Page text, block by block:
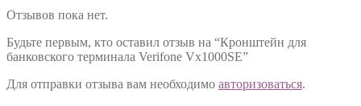
Отзывов пока нет.
Будьте первым, кто оставил отзыв на “Кронштейн для
банковского терминала Verifone Vx1000SE”
Для отправки отзыва вам необходимо авторизоваться.